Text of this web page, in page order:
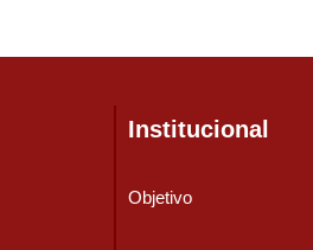
Institucional
Objetivo